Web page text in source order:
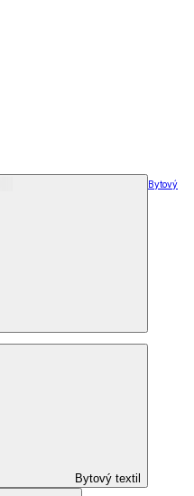
Bytový
Bytový textil